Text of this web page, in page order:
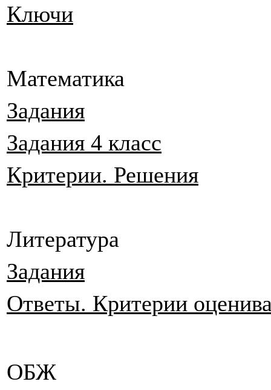
Ключи
Математика
Задания
Задания 4 класс
Критерии. Решения
Литература
Задания
Ответы. Критерии
ОБЖ